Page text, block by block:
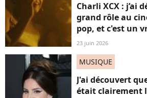
Charli XCX : j’ai
grand rôle au
pop, et c'est un
23 juin 2026
MUSIQUE
J'ai découvert
était clairement